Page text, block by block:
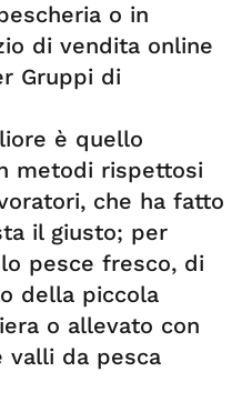
o in
di vendita online
Gruppi di
è quello
metodi rispettosi
che ha fatto
il giusto; per
pesce fresco, di
della piccola
o allevato con
valli da pesca